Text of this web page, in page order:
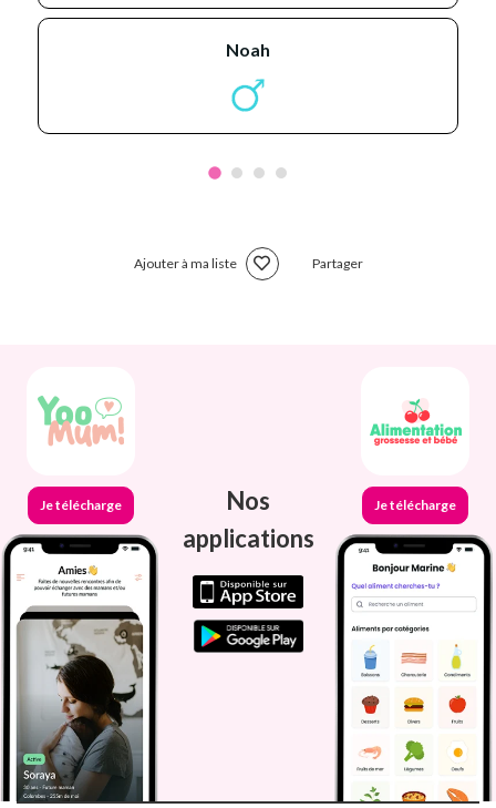
noah
Ajouter à ma liste Partager
Je télécharge
Nos
applications
Je télécharge